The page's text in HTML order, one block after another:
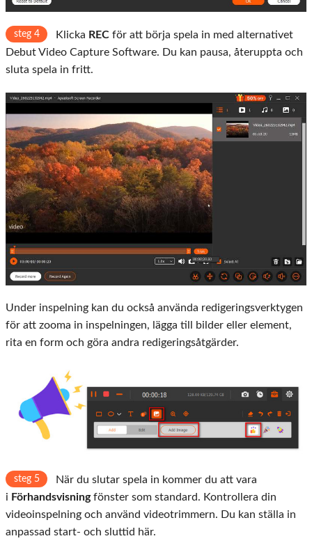
steg 4 Klicka REC för att börja spela in med alternativet
Debut Video Capture Software. Du kan pausa, återuppta och
sluta spela in fritt.
Under inspelning kan du också använda redigeringsverktygen
för att zooma in inspelningen, lägga till bilder eller element,
rita en form och göra andra redigeringsåtgärder.
steg 5
När du slutar spela in kommer du att vara
i Förhandsvisningfönster som standard. Kontrollera din
videoinspelning och använd videotrimmern. Du kan ställa in
anpassad start- och sluttid här.